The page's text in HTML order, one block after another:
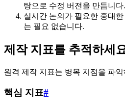
탕으로 수정 버전을 만듭니다.
실시간 논의가 필요한 중대
는 필요 없습니다.
제작 지표를 추적하세
원격 제작 지표는 병목 지점을 파
핵심 지표#